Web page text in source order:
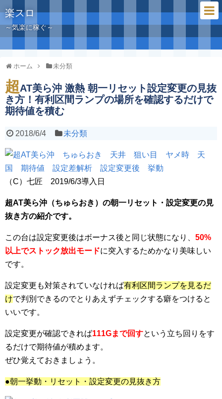
楽スロ
～気楽に稼ぐ～
ホーム 未分類
超AT美ら沖 激熱 朝一リセット設定変更の見抜
き方！有利区間ランプの場所を確認するだけで
期待値を積む
2018/6/4 未分類
（C）七匠 2019/6/3導入日
超AT美ら沖（ちゅらおき）の朝一リセット・設定変更の見
抜き方の紹介です。
この台は設定変更後はボーナス後と同じ状態になり、 50%
以上でストック放出モードに突入するためかなり美味しい
です。
設定変更も対策されていなければ有利区間ランプを見るだ
けで判別できるのでとりあえずチェックする癖をつけると
いいです。
設定変更が確認できれば111Gまで回すという立ち回りをす
るだけで期待値が積めます。
ぜひ覚えておきましょう。
●朝一挙動・リセット・設定変更の見抜き方